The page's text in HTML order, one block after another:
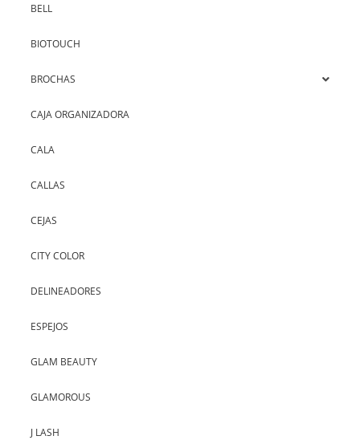
BELL
BIOTOUCH
BROCHAS
CAJA ORGANIZADORA
CALA
CALLAS
CEJAS
CITY COLOR
DELINEADORES
ESPEJOS
GLAM BEAUTY
GLAMOROUS
J LASH